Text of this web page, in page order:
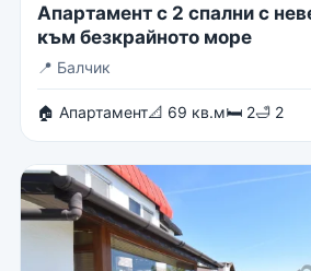
Апартамент с 2 спални с
към безкрайното море
📍 Балчик
🏠 Апартамент📐 69 кв.м🛏 2🛁 2